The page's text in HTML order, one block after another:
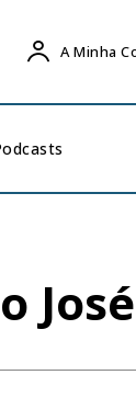
A Minha